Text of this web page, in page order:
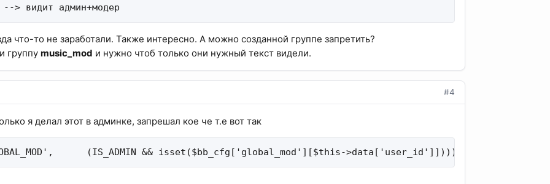
> видит админ+модер
что-то не заработали. Также интересно. А можно созданной группе запретить?
группу music_mod и нужно чтоб только они нужный текст видели.
#4
я делал этот в админке, запрешал кое че т.е вот так
(IS_ADMIN && isset($bb_cfg['global_mod'][$this->data['user_id']])));